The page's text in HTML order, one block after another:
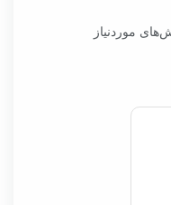
موردنیاز